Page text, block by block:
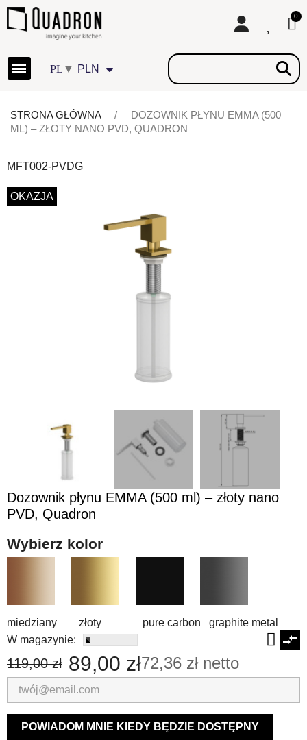
▼ PLN
STRONA GŁÓWNA
DOZOWNIK PŁYNU EMMA (500
ML) – ZŁOTY NANO PVD, QUADRON
MFT002-PVDG
OKAZJA
Dozownik płynu EMMA (500 ml) – złoty nano
PVD, Quadron
Wybierz kolor
miedziany złoty pure carbon graphite metal
W magazynie:
compare_arrows
119,00 zł 89,00 zł72,36 zł netto
POWIADOM MNIE KIEDY BĘDZIE DOSTĘPNY